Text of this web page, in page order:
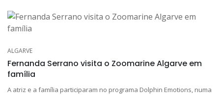
ALGARVE
Fernanda Serrano visita o Zoomarine Algarve em
família
A atriz e a família participaram no programa Dolphin Emotions, numa